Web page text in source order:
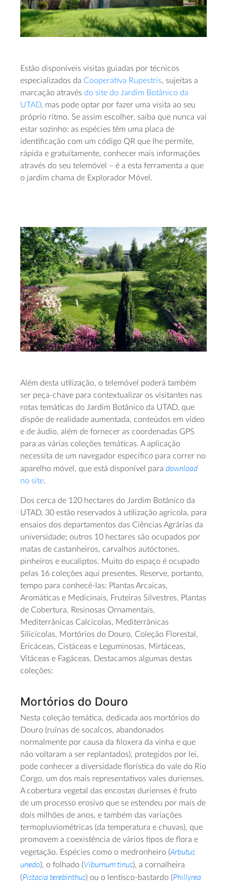
Estão disponíveis visitas guiadas por técnicos
especializados da Cooperativa Rupestris, sujeitas a
marcação através do site do Jardim Botânico da
UTAD, mas pode optar por fazer uma visita ao seu
próprio ritmo. Se assim escolher, saiba que nunca vai
estar sozinho: as espécies têm uma placa de
identificação com um código QR que lhe permite,
rápida e gratuitamente, conhecer mais informações
através do seu telemóvel – é a esta ferramenta a que
o jardim chama de Explorador Móvel.
Além desta utilização, o telemóvel poderá também
ser peça-chave para contextualizar os visitantes nas
rotas temáticas do Jardim Botânico da UTAD, que
dispõe de realidade aumentada, conteúdos em vídeo
e de áudio, além de fornecer as coordenadas GPS
para as várias coleções temáticas. A aplicação
necessita de um navegador específico para correr no
aparelho móvel, que está disponível para download
no site.
Dos cerca de 120 hectares do Jardim Botânico da
UTAD, 30 estão reservados à utilização agrícola, para
ensaios dos departamentos das Ciências Agrárias da
universidade; outros 10 hectares são ocupados por
matas de castanheiros, carvalhos autóctones,
pinheiros e eucaliptos. Muito do espaço é ocupado
pelas 16 coleções aqui presentes. Reserve, portanto,
tempo para conhecê-las: Plantas Arcaicas,
Aromáticas e Medicinais, Fruteiras Silvestres, Plantas
de Cobertura, Resinosas Ornamentais,
Mediterrânicas Calcícolas, Mediterrânicas
Silicícolas, Mortórios do Douro, Coleção Florestal,
Ericáceas, Cistáceas e Leguminosas, Mirtáceas,
Vitáceas e Fagáceas. Destacamos algumas destas
coleções:
Mortórios do Douro
Nesta coleção temática, dedicada aos mortórios do
Douro (ruínas de socalcos, abandonados
normalmente por causa da filoxera da vinha e que
não voltaram a ser replantados), protegidos por lei,
pode conhecer a diversidade florística do vale do Rio
Corgo, um dos mais representativos vales durienses.
A cobertura vegetal das encostas durienses é fruto
de um processo erosivo que se estendeu por mais de
dois milhões de anos, e também das variações
termopluviométricas (da temperatura e chuvas), que
promovem a coexistência de vários tipos de flora e
vegetação. Espécies como o medronheiro (Arbutus
unedo), o folhado (Viburnum tinus), a cornalheira
(Pistacia terebinthus) ou o lentisco-bastardo (Phillyrea